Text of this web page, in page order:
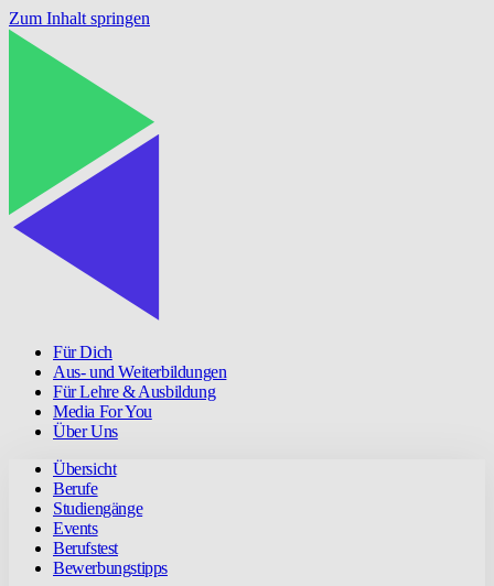
Zum Inhalt springen
Für Dich
Aus- und Weiterbildungen
Für Lehre & Ausbildung
Media For You
Über Uns
Übersicht
Berufe
Studiengänge
Events
Berufstest
Bewerbungstipps